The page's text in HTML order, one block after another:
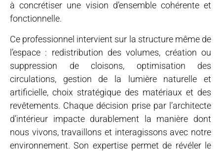
à concrétiser une vision d’ensemble cohérente et
fonctionnelle.
Ce professionnel intervient sur la structure même de
l’espace : redistribution des volumes, création ou
suppression de cloisons, optimisation des
circulations, gestion de la lumière naturelle et
artificielle, choix stratégique des matériaux et des
revêtements. Chaque décision prise par l’architecte
d’intérieur impacte durablement la manière dont
nous vivons, travaillons et interagissons avec notre
environnement. Son expertise permet de révéler le